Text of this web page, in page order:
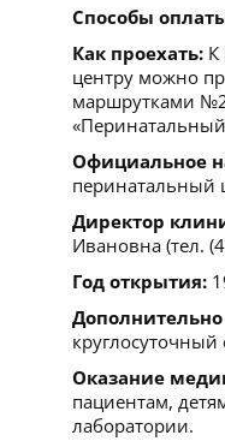
Способы
Как проехать: К
центру можно
маршрутками
Официальное
перинатальный
Директор
Ивановна (тел.
Год открытия:
Дополнительно
Оказание
пациентам,
лаборатории.